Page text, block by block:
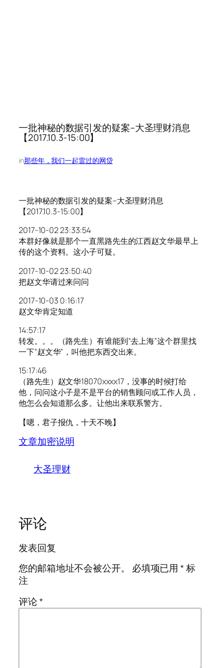
一批神秘的数据引发的疑案–大圣理财消息
【2017.10.3-15:00】
in那些年，我们一起雷过的网贷
一批神秘的数据引发的疑案–大圣理财消息
【2017.10.3-15:00】
2017-10-02 23:33:54
本群好像就是那个一直黑路先生的江西赵文华最早上
传的这个资料。这小子可疑。
2017-10-02 23:50:40
把赵文华请过来问问
2017-10-03 0:16:17
赵文华肯定知道
14:57:17
转发。。。（路先生）有谁能到“去上海”这个群里找
一下“赵文华”，叫他把东西交出来。
15:17:46
（路先生）赵文华18070xxxx17，没事的时候打给
他，问问这小子是不是平台的销售顾问或工作人员，
他怎么会知道那么多。让他出来联系警方。
【嗯，君子报仇，十天不晚】
文章加密说明
大圣理财
评论
发表回复
您的邮箱地址不会被公开。
必填项已用*标
注
评论*